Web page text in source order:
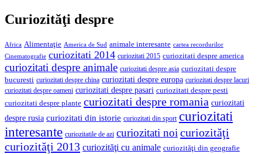
Curiozităţi despre
Africa Alimentaţie America de Sud animale interesante cartea recordurilor
Cinematografie curiozitati 2014 curiozitati 2015 curiozitati despre america
curiozitati despre animale curiozitati despre asia curiozitati despre
bucuresti curiozitati despre china curiozitati despre europa curiozitati despre lacuri
curiozitati despre oameni curiozitati despre pasari curiozitati despre pesti
curiozitati despre plante curiozitati despre romania curiozitati
despre rusia curiozitati din istorie curiozitati din sport curiozitati
interesante curiozitatile de azi curiozitati noicuriozităţi
curiozităţi 2013 curiozităţi cu animale curiozităţi din geografie